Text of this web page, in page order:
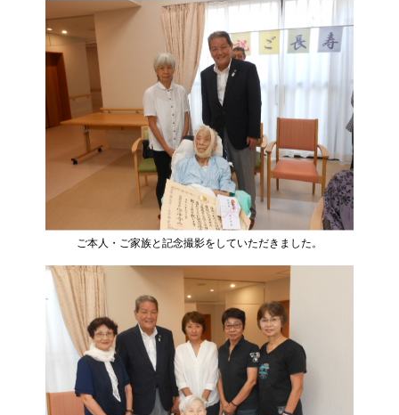
ご本人・ご家族と記念撮影をしていただきました。